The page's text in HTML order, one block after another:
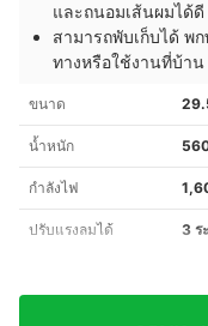
และถนอมเส้นผมได้ดี
สามารถพับเก็บได้ พ
ทางหรือใช้งานที่บ้าน
ขนาด
น้ำหนัก
กำลังไฟ
ปรับแรงลมได้ 3 ร